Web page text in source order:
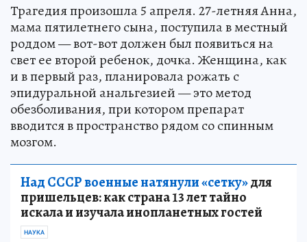
Трагедия произошла 5 апреля. 27-летняя Анна,
мама пятилетнего сына, поступила в местный
роддом — вот-вот должен был появиться на
свет ее второй ребенок, дочка. Женщина, как
и в первый раз, планировала рожать с
эпидуральной анальгезией — это метод
обезболивания, при котором препарат
вводится в пространство рядом со спинным
мозгом.
Над СССР военные натянули «сетку»для
пришельцев: как страна 13 лет тайно
искала и изучала инопланетных гостей
НАУКА